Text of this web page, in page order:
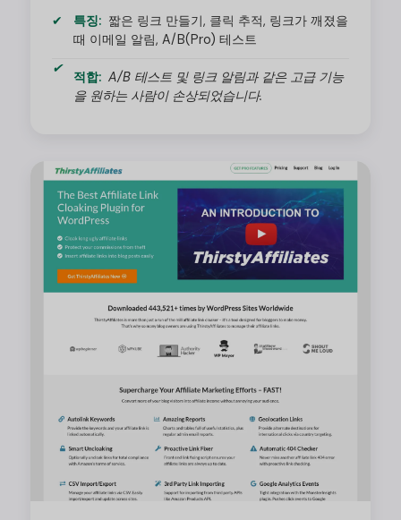
특징: 짧은 링크 만들기, 클릭 추적, 링크가 깨졌을
때 이메일 알림, A/B(Pro) 테스트
적합: A/B 테스트 및 링크 알림과 같은 고급 기능
을 원하는 사람이 손상되었습니다.